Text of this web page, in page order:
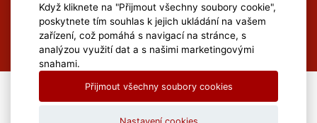
All Rights Reserved Muzeum Brněnska © 2020, Webdesign by
Když kliknete na "Přijmout všechny soubory cookie",
poskytnete tím souhlas k jejich ukládání na vašem
zařízení, což pomáhá s navigací na stránce, s
analýzou využití dat a s našimi marketingovými
snahami.
Přijmout všechny soubory cookies